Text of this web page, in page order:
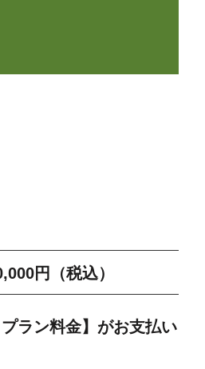
円（税込）
プラン料金】がお支払い